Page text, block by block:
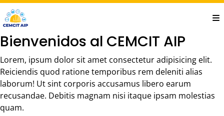
Saltar
al
contenido
principal
Bienvenidos al CEMCIT AIP
Lorem, ipsum dolor sit amet consectetur adipisicing elit.
Reiciendis quod ratione temporibus rem deleniti alias
laborum! Ut sint corporis accusamus libero earum
recusandae. Debitis magnam nisi itaque ipsam molestias
quam.